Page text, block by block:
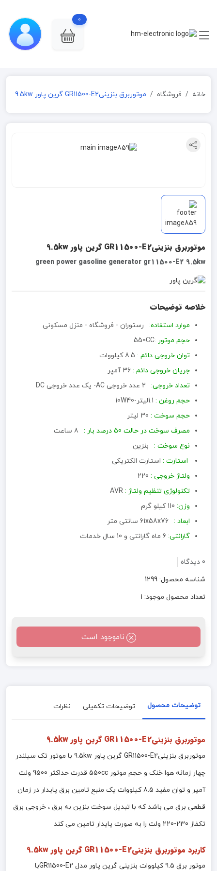
0
خانه فروشگاه موتوربرق بنزینیGR11500-E2 گرین پاور 9.5kw
موتوربرق بنزینیGR11500-E2 گرین پاور 9.5kw
green power gasoline generator gr11500-E2 9.5kw
خلاصه توضیحات
موارد استفاده:
رستوران - فروشگاه - منزل مسکونی
حجم موتور :550CC
توان خروجی دائم :
جریان خروجی دائم : 36 آمپر
تعداد خروجی:
2 عدد خروجی AC- یک عدد خروجی DC
حجم روغن : 1.1لیتر-10W40
حجم سوخت : 30 لیتر
مصرف سوخت در حالت 50 درصد بار :
8 ساعت
نوع سوخت :
بنزین
استارت : استارت الکتریکی
ولتاژ خروجی :
تکنولوژی تنظیم ولتاژ :
وزن: 110 کیلو گرم
ابعاد : 61x58x76 سانتی متر
گارانتی:
0 دیدگاه
شناسه محصول: 1299
تعداد محصول موجود: 1
ناموجود است
توضیحات محصول توضیحات تکمیلی نظرات
موتوربرق بنزینیGR11500-E2 گرین پاور 9.5kw
موتوربرق بنزینیGR11500-E2 گرین پاور 9.5kw با موتور تک سیلندر
چهار زمانه هوا خنک و حجم موتور 550cc قدرت حداکثر 9500 ولت
آمپر و توان مفید 8.5 کیلووات یک منبع تامین برق پایدار در زمان
قطعی برق می باشد که با تبدیل سوخت بنزین به برق ، خروجی برق
تکفاز 230-220 ولت را به صورت پایدار تامین می کند
کاربرد موتوربرق بنزینیGR11500-E2 گرین پاور 9.5kw
موتور برق 9.5 کیلووات بنزینی گرین پاور مدل GR11500-E2با